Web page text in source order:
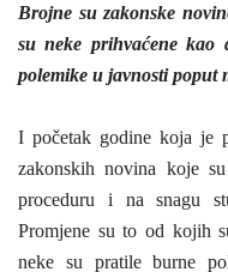
Brojne su zakonske
su neke prihvaćene kao
polemike u javnosti poput
I početak godine koja je
zakonskih novina koje
proceduru i na snagu
Promjene su to od kojih
neke su pratile burne